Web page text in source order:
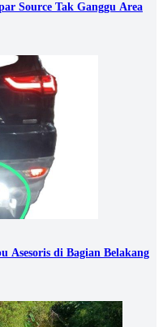
Source Tak Ganggu Area
Asesoris di Bagian Belakang